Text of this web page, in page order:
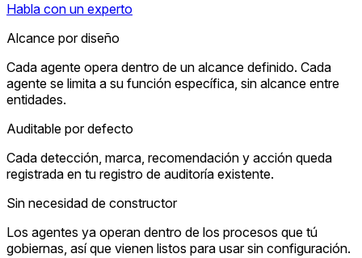
Habla con un experto
Alcance por diseño
Cada agente opera dentro de un alcance definido. Cada
agente se limita a su función específica, sin alcance entre
entidades.
Auditable por defecto
Cada detección, marca, recomendación y acción queda
registrada en tu registro de auditoría existente.
Sin necesidad de constructor
Los agentes ya operan dentro de los procesos que tú
gobiernas, así que vienen listos para usar sin configuración.